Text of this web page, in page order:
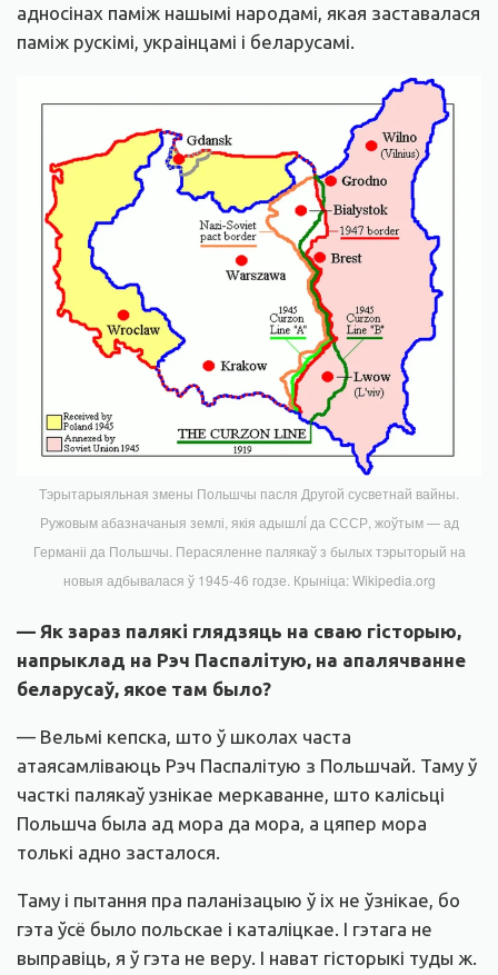
адносінах паміж нашымі народамі, якая заставалася
паміж рускімі, украінцамі і беларусамі.
Тэрытарыяльная змены Польшчы пасля Другой сусветнай вайны.
Ружовым абазначаныя землі, якія адышлі́ да СССР, жоўтым — ад
Германіі да Польшчы. Перасяленне палякаў з былых тэрыторый на
новыя адбывалася ў 1945-46 годзе. Крыніца: Wikipedia.org
— Як зараз палякі глядзяць на сваю гісторыю,
напрыклад на Рэч Паспалітую, на апалячванне
беларусаў, якое там было?
— Вельмі кепска, што ў школах часта
атаясамліваюць Рэч Паспалітую з Польшчай. Таму ў
часткі палякаў узнікае меркаванне, што калісьці
Польшча была ад мора да мора, а цяпер мора
толькі адно засталося.
Таму і пытання пра паланізацыю ў іх не ўзнікае, бо
гэта ўсё было польскае і каталіцкае. І гэтага не
выправіць, я ў гэта не веру. І нават гісторыкі туды ж.